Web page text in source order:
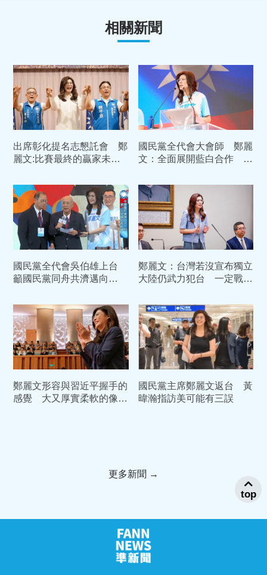
相關新聞
出席彰化提名志懇託會 鄭
麗文:比賽最終的贏家未必
國民黨全代會大會師 鄭麗
文：全面展開藍白合作 務
國民黨全代會吳伯雄上台
籲國民黨同舟共濟邁向
鄭麗文：台灣若沒宣布獨立
大陸仍武力犯台 一定戰鬥
鄭麗文形容與習近平握手的
感覺 大又厚實柔軟的像雲
國民黨主席鄭麗文返台 黃
暐瀚指訪美可能有三誤
更多新聞 →
top